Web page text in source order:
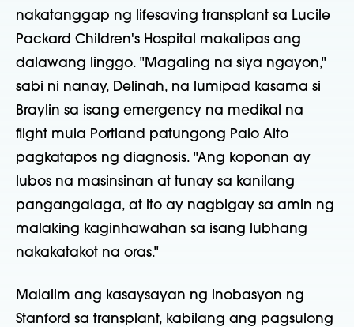
nakatanggap ng lifesaving transplant sa Lucile
Packard Children's Hospital makalipas ang
dalawang linggo. "Magaling na siya ngayon,"
sabi ni nanay, Delinah, na lumipad kasama si
Braylin sa isang emergency na medikal na
flight mula Portland patungong Palo Alto
pagkatapos ng diagnosis. "Ang koponan ay
lubos na masinsinan at tunay sa kanilang
pangangalaga, at ito ay nagbigay sa amin ng
malaking kaginhawahan sa isang lubhang
nakakatakot na oras."
Malalim ang kasaysayan ng inobasyon ng
Stanford sa transplant, kabilang ang pagsulong